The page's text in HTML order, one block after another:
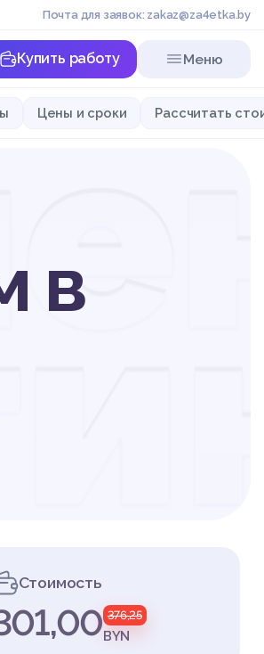
Почта для заявок: zakaz@za4etka.by
Купить работу Меню
Цены и сроки Рассчитать
в
Стоимость
376,25
BYN